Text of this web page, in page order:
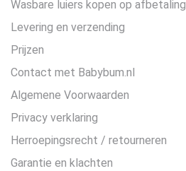
Wasbare luiers kopen op afbetaling
Levering en verzending
Prijzen
Contact met Babybum.nl
Algemene Voorwaarden
Privacy verklaring
Herroepingsrecht / retourneren
Garantie en klachten